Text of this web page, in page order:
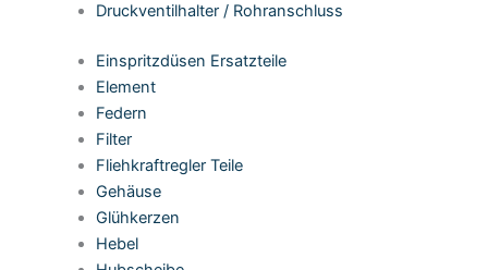
Druckventilhalter / Rohranschluss
Einspritzdüsen Ersatzteile
Element
Federn
Filter
Fliehkraftregler Teile
Gehäuse
Glühkerzen
Hebel